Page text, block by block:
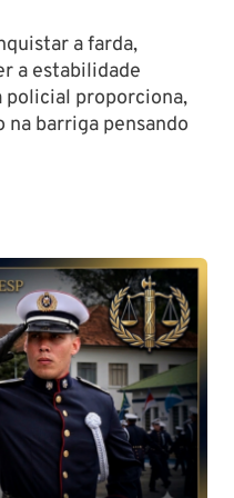
a farda,
a estabilidade
policial proporciona,
na barriga pensando